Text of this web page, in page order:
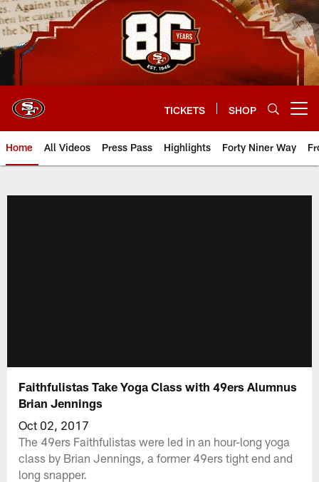
Skip
to
main
content
TICKETS SHOP
Home All Videos Press Pass Highlights Forty Niner Way
Faithfulistas Take Yoga Class with 49ers Alumnus
Brian Jennings
Oct 02, 2017
The 49ers Faithfulistas were led in an hour-long yoga
class by Brian Jennings, a former 49ers tight end and
long snapper.